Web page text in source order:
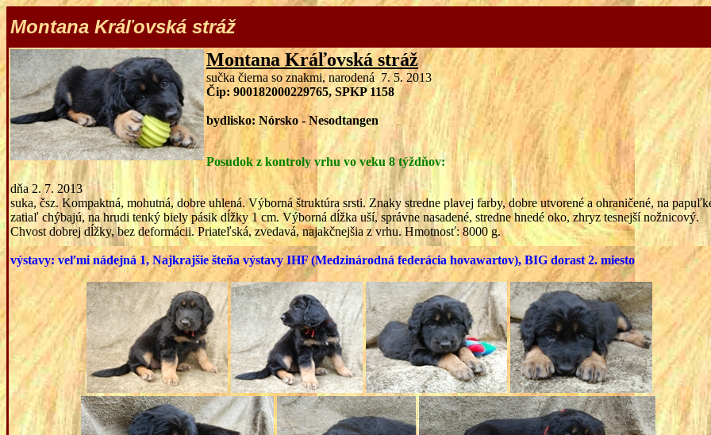
Montana Kráľovská stráž
Montana Kráľovská stráž
sučka čierna so znakmi, narodená 7. 5. 2013
Čip: 900182000229765, SPKP 1158
bydlisko: Nórsko - Nesodtangen
Posudok z kontroly vrhu vo veku 8 týždňov:
dňa 2. 7. 2013
suka, čsz. Kompaktná, mohutná, dobre uhlená. Výborná štruktúra srsti. Znaky stredne plavej farby, dobre utvorené a ohraničené, na
zatiaľ chýbajú, na hrudi tenký biely pásik dĺžky 1 cm. Výborná dĺžka uší, správne nasadené, stredne hnedé oko, zhryz tesnejší nožnicový.
Chvost dobrej dĺžky, bez deformácii. Priateľská, zvedavá, najakčnejšia z vrhu. Hmotnosť: 8000 g.
výstavy: veľmi nádejná 1, Najkrajšie šteňa výstavy IHF (Medzinárodná federácia hovawartov), BIG dorast 2. miesto